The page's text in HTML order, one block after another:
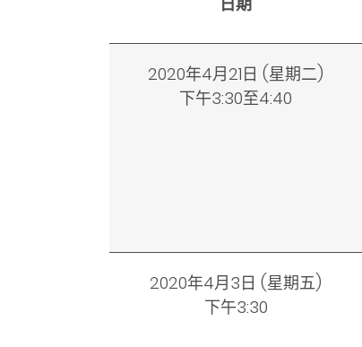
2020年4月21日 (星期二)
下午3:30至4:40
2020年4月3日 (星期五)
下午3:30